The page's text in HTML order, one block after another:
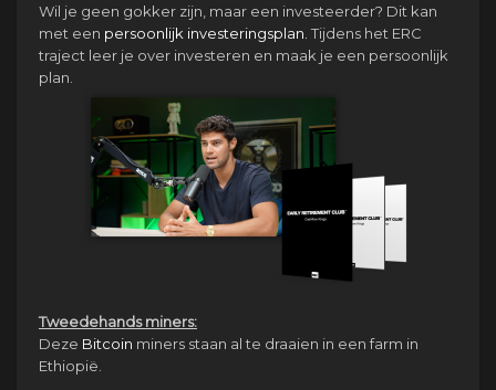
Wil je geen gokker zijn, maar een investeerder? Dit kan
met een persoonlijk investeringsplan. Tijdens het ERC
traject leer je over investeren en maak je een persoonlijk
plan.
Tweedehands miners:
Deze Bitcoin miners staan al te draaien in een farm in
Ethiopië.